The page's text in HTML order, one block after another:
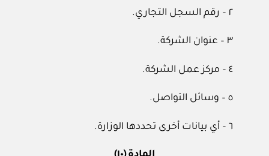
٢ – رقم السجل التجاري.
٣ – عنوان الشركة.
٤ – مركز عمل الشركة.
٥ – وسائل التواصل.
٦ – أي بيانات أخرى تحددها الوزارة.